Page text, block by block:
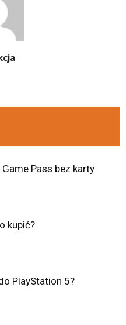
Pass bez karty
kupić?
PlayStation 5?